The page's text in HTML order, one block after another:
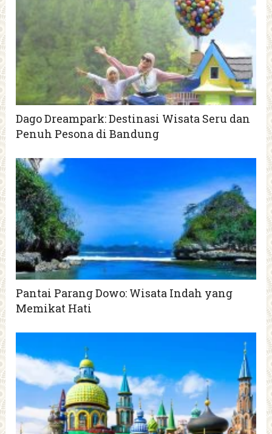
Dago Dreampark: Destinasi Wisata Seru dan
Penuh Pesona di Bandung
Pantai Parang Dowo: Wisata Indah yang
Memikat Hati